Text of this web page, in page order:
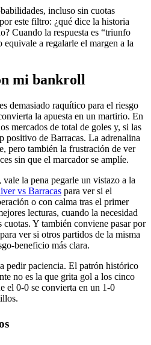
incluso sin cuotas
este filtro: ¿qué dice la historia
Cuando la respuesta es “triunfo
a regalarle el margen a la
mi bankroll
demasiado raquítico para el riesgo
la apuesta en un martirio. En
mercados de total de goles y, si las
positivo de Barracas. La adrenalina
pero también la frustración de ver
sin que el marcador se amplíe.
la pena pegarle un vistazo a la
vs Barracas para ver si el
o con calma tras el primer
lecturas, cuando la necesidad
Y también conviene pasar por
para ver si otros partidos de la misma
beneficio más clara.
pedir paciencia. El patrón histórico
no es la que grita gol a los cinco
el 0-0 se convierta en un 1-0